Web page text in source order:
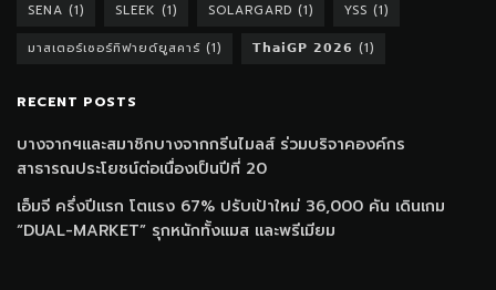
SENA (1) SLEEK (1) SOLARGARD (1) YSS (1)
มาสเตอร์เซอร์ทิฟายด์ยูสคาร์ (1) 𝗧𝗵𝗮𝗶𝗚𝗣 𝟮𝟬𝟮𝟲 (1)
RECENT POSTS
บางจากฯและสมาชิกบางจากกรีนไมลส์ ร่วมบริจาคองค์กร
สาธารณประโยชน์ต่อเนื่องเป็นปีที่ 20
เอ็มจี ครึ่งปีแรก โตแรง 67% ปรับเป้าใหม่ 36,000 คัน เดินเกม
“DUAL-MARKET” รุกหนักทั้งแมส และพรีเมียม